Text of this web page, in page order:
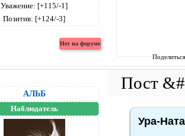
Уважение: [+115/-1]
Позитив: [+124/-3]
АЛЬБ
Наблюдатель
Ура-